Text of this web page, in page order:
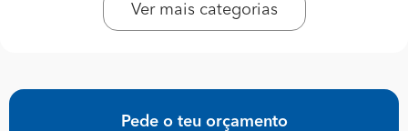
Ver mais categorias
Pede o teu orçamento